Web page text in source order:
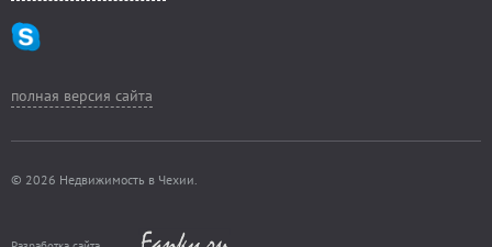
полная версия сайта
© 2026 Недвижимость в Чехии.